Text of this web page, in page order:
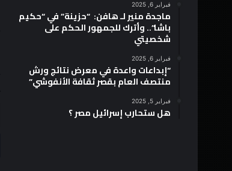
فبراير 6, 2025
ماجدة منير لـ هافن: “حزينة” في “حكيم
باشا”.. وأترك للجمهور الحكم على
شخصيتي
فبراير 6, 2025
“إبداعات واعدة في معرض نتائج ورش
منتصف العام بقصر ثقافة الأنفوشي”
فبراير 5, 2025
هل ستحارب إسرائيل مصر ؟